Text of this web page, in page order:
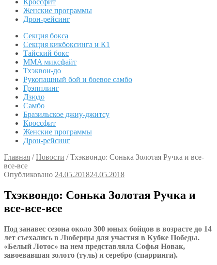
Кроссфит
Женские программы
Дрон-рейсинг
Секция бокса
Секция кикбоксинга и К1
Тайский бокс
MMA миксфайт
Тхэквон-до
Рукопашный бой и боевое самбо
Грэпплинг
Дзюдо
Самбо
Бразильское джиу-джитсу
Кроссфит
Женские программы
Дрон-рейсинг
Главная /Новости /Тхэквондо: Сонька Золотая Ручка и все-
все-все
Опубликовано 24.05.201824.05.2018
Тхэквондо: Сонька Золотая Ручка и
все-все-все
Под занавес сезона около 300 юных бойцов в возрасте до 14
лет съехались в Люберцы для участия в Кубке Победы.
«Белый Лотос» на нем представляла Софья Новак,
завоевавшая золото (туль) и серебро (спарринги).